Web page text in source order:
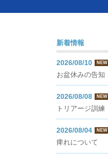
新着情報
2026/08/10 NEW
お盆休みの告知
2026/08/08 NEW
トリアージ訓練
2026/08/04 NEW
痺れについて